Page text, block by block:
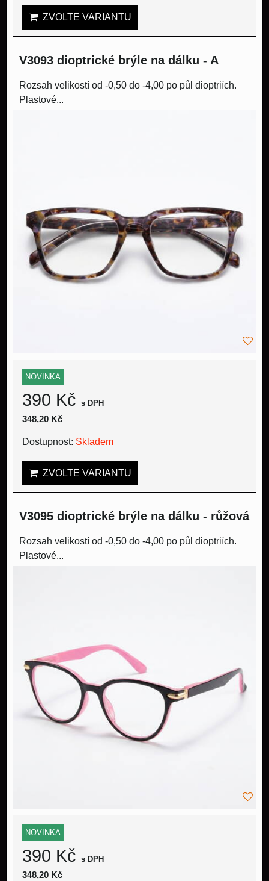
ZVOLTE VARIANTU
V3093 dioptrické brýle na dálku - A
Rozsah velikostí od -0,50 do -4,00 po půl dioptriích.
Plastové...
NOVINKA
390 Kč s DPH
348,20 Kč
Dostupnost: Skladem
ZVOLTE VARIANTU
V3095 dioptrické brýle na dálku - růžová
Rozsah velikostí od -0,50 do -4,00 po půl dioptriích.
Plastové...
NOVINKA
390 Kč s DPH
348,20 Kč